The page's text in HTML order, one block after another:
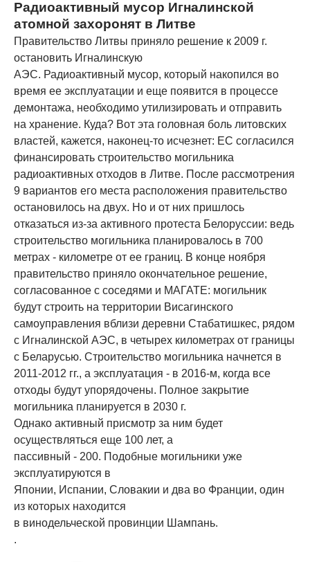
Радиоактивный мусор Игналинской
атомной захоронят в Литве
Правительство Литвы приняло решение к 2009 г.
остановить Игналинскую
АЭС. Радиоактивный мусор, который накопился во
время ее эксплуатации и еще появится в процессе
демонтажа, необходимо утилизировать и отправить
на хранение. Куда? Вот эта головная боль литовских
властей, кажется, наконец-то исчезнет: ЕС согласился
финансировать строительство могильника
радиоактивных отходов в Литве. После рассмотрения
9 вариантов его места расположения правительство
остановилось на двух. Но и от них пришлось
отказаться из-за активного протеста Белоруссии: ведь
строительство могильника планировалось в 700
метрах - километре от ее границ. В конце ноября
правительство приняло окончательное решение,
согласованное с соседями и МАГАТЕ: могильник
будут строить на территории Висагинского
самоуправления вблизи деревни Стабатишкес, рядом
с Игналинской АЭС, в четырех километрах от границы
с Беларусью. Строительство могильника начнется в
2011-2012 гг., а эксплуатация - в 2016-м, когда все
отходы будут упорядочены. Полное закрытие
могильника планируется в 2030 г.
Однако активный присмотр за ним будет
осуществляться еще 100 лет, а
пассивный - 200. Подобные могильники уже
эксплуатируются в
Японии, Испании, Словакии и два во Франции, один
из которых находится
в винодельческой провинции Шампань.
.